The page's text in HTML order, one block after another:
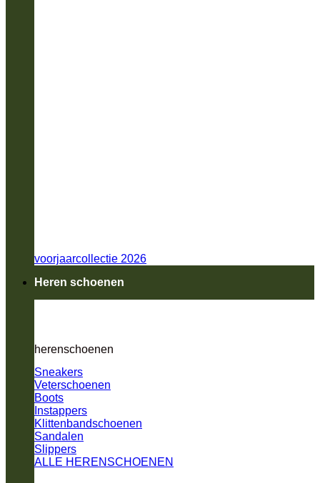
voorjaarcollectie 2026
Heren schoenen
herenschoenen
Sneakers
Veterschoenen
Boots
Instappers
Klittenbandschoenen
Sandalen
Slippers
ALLE HERENSCHOENEN